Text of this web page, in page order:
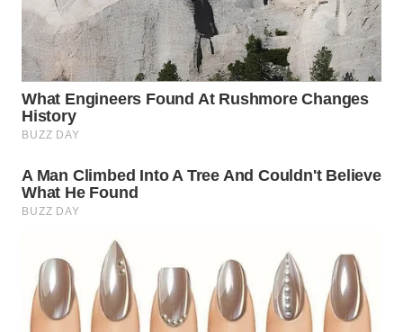
TAPANULI
SELATAN
WN
TANJUNG
LESUNG
WN
KARO
WN
SIMALUNGUN
WN